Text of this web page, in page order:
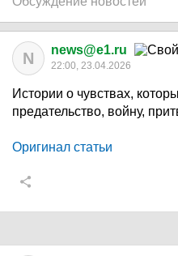
N news@e1.ru
22:00, 23.04.2026
Истории о чувствах,
предательство, войну,
Оригинал статьи